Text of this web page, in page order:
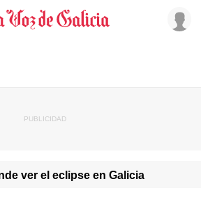
ver el eclipse en Galicia